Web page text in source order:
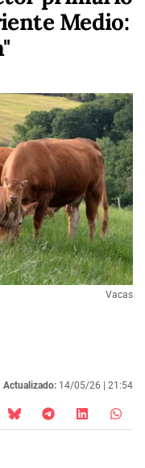
Medio:
Vacas
Actualizado: 14/05/26 | 21:54